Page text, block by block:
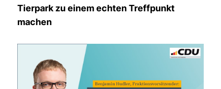
Tierpark zu einem echten Treffpunkt
machen